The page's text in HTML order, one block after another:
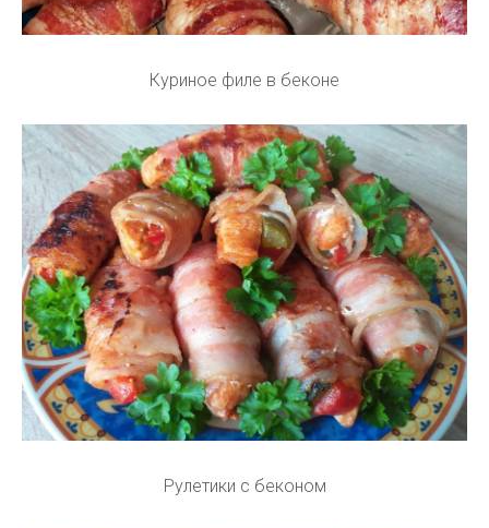
Куриное филе в беконе
Рулетики с беконом